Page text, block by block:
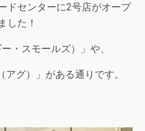
ドセンターに2号店がオープ
した！
ー・スモールズ）」や、
（アグ）」がある通りです。